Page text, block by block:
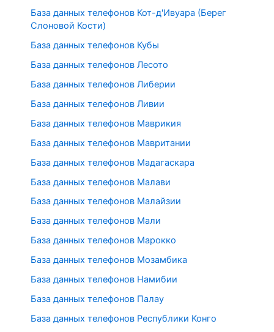
База данных телефонов Кот-д'Ивуара (Берег
Слоновой Кости)
База данных телефонов Кубы
База данных телефонов Лесото
База данных телефонов Либерии
База данных телефонов Ливии
База данных телефонов Маврикия
База данных телефонов Мавритании
База данных телефонов Мадагаскара
База данных телефонов Малави
База данных телефонов Малайзии
База данных телефонов Мали
База данных телефонов Марокко
База данных телефонов Мозамбика
База данных телефонов Намибии
База данных телефонов Палау
База данных телефонов Республики Конго